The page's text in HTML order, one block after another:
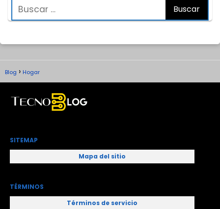
Blog Hogar
SITEMAP
Mapa del sitio
TÉRMINOS
Términos de servicio